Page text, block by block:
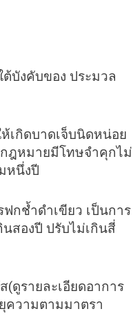
บังคับของ ประมวล
เกิดบาดเจ็บนิดหน่อย
ฎหมายมีโทษจำคุกไม่
หนึ่งปี
กช้ำดำเขียว เป็นการ
สองปี ปรับไม่เกินสี่
ดูรายละเอียดอาการ
ความตามมาตรา